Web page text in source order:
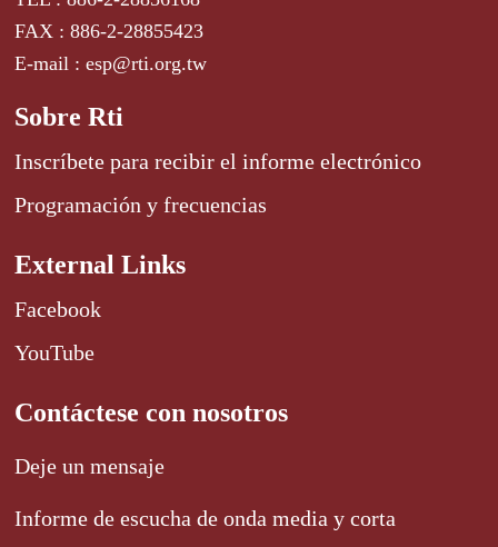
FAX : 886-2-28855423
E-mail : esp@rti.org.tw
Sobre Rti
Inscríbete para recibir el informe electrónico
Programación y frecuencias
External Links
Facebook
YouTube
Contáctese con nosotros
Deje un mensaje
Informe de escucha de onda media y corta